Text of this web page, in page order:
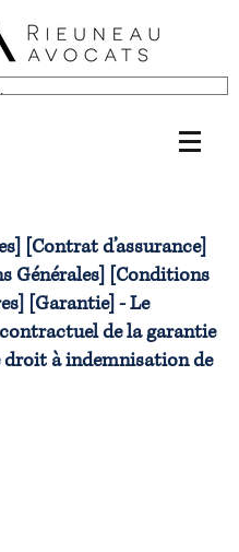
[Contrat d’assurance]
Générales] [Conditions
[Garantie] - Le
de la garantie
à indemnisation de